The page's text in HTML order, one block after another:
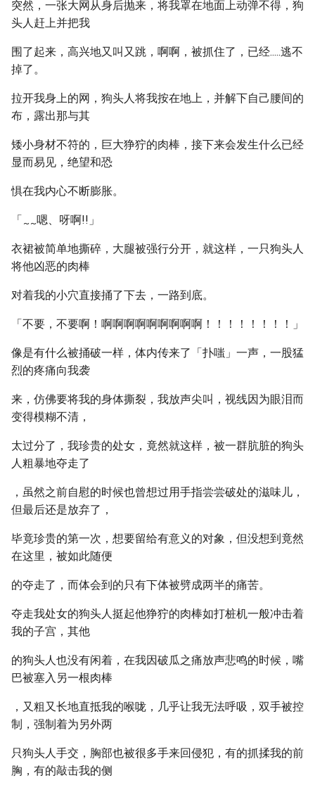
突然，一张大网从身后抛来，将我罩在地面上动弹不得，狗
头人赶上并把我
围了起来，高兴地又叫又跳，啊啊，被抓住了，已经.....逃不
掉了。
拉开我身上的网，狗头人将我按在地上，并解下自己腰间的
布，露出那与其
矮小身材不符的，巨大狰狞的肉棒，接下来会发生什么已经
显而易见，绝望和恐
惧在我内心不断膨胀。
「 ~~嗯、呀啊!!」
衣裙被简单地撕碎，大腿被强行分开，就这样，一只狗头人
将他凶恶的肉棒
对着我的小穴直接捅了下去，一路到底。
「不要，不要啊！啊啊啊啊啊啊啊啊啊！！！！！！！！」
像是有什么被捅破一样，体内传来了「扑嗤」一声，一股猛
烈的疼痛向我袭
来，仿佛要将我的身体撕裂，我放声尖叫，视线因为眼泪而
变得模糊不清，
太过分了，我珍贵的处女，竟然就这样，被一群肮脏的狗头
人粗暴地夺走了
，虽然之前自慰的时候也曾想过用手指尝尝破处的滋味儿，
但最后还是放弃了，
毕竟珍贵的第一次，想要留给有意义的对象，但没想到竟然
在这里，被如此随便
的夺走了，而体会到的只有下体被劈成两半的痛苦。
夺走我处女的狗头人挺起他狰狞的肉棒如打桩机一般冲击着
我的子宫，其他
的狗头人也没有闲着，在我因破瓜之痛放声悲鸣的时候，嘴
巴被塞入另一根肉棒
，又粗又长地直抵我的喉咙，几乎让我无法呼吸，双手被控
制，强制着为另外两
只狗头人手交，胸部也被很多手来回侵犯，有的抓揉我的前
胸，有的敲击我的侧